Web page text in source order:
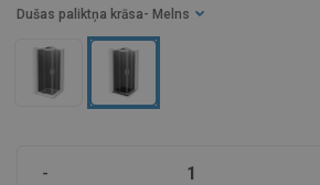
Dušas paliktņa krāsa - Melns
-